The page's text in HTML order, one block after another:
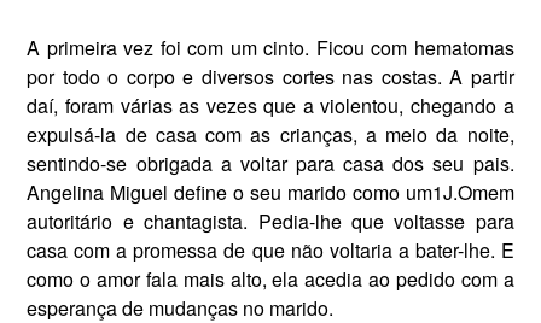
A primeira vez foi com um cinto. Ficou com hematomas
por todo o corpo e diversos cortes nas costas. A partir
daí, foram várias as vezes que a violentou, chegando a
expulsá-la de casa com as crianças, a meio da noite,
sentindo-se obri­gada a voltar para casa dos seu pais.
Angelina Miguel define o seu ma­rido como um1J.Omem
autoritário e chantagista. Pedia-lhe que voltasse para
casa com a promessa de que não voltaria a bater-lhe. E
como o amor fala mais alto, ela acedia ao pedido com a
esperança de mudan­ças no marido.